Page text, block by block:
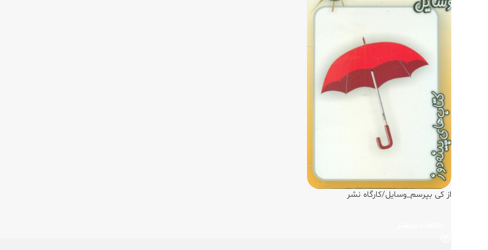
از کی بپرسم_وسایل/کارگاه نشر